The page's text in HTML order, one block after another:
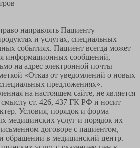
направлять Пациенту
и услугах, специальных
событиях. Пациент всегда может
информационных сообщений,
на адрес электронной почты
«Отказ от уведомлений о новых
предложениях».
на настоящем сайте, не является
ст. 426, 437 ГК РФ и носит
Условия, порядок и форма
медицинских услуг и порядок их
договоре с пациентом,
обращении в медицинский центр.